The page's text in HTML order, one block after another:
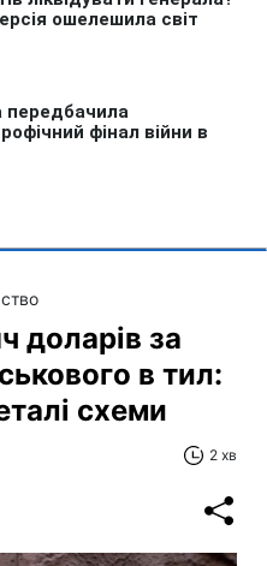
доларів за
в тил:
схеми
2 хв